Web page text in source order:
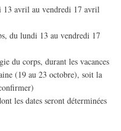
13 avril au vendredi 17 avril
du lundi 13 au vendredi 17
du corps, durant les vacances
(19 au 23 octobre), soit la
les dates seront déterminées